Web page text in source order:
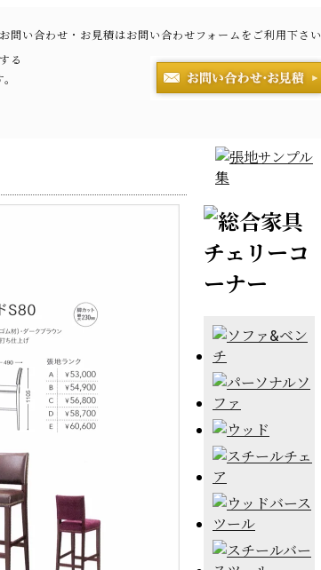
る
問い合わせ・お見積はお問い合わせフォームをご利用下さい